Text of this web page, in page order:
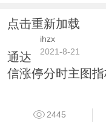
点击重新加载
ihzx
2021-8-21
通达
信涨停分时主图
2445